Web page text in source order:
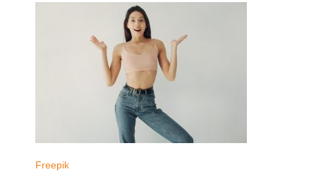
Freepik